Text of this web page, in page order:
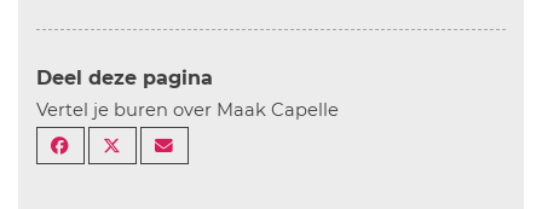
Deel deze pagina
Vertel je buren over Maak Capelle